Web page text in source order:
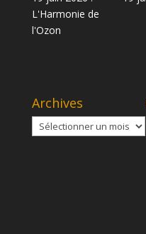
Archives
Archives